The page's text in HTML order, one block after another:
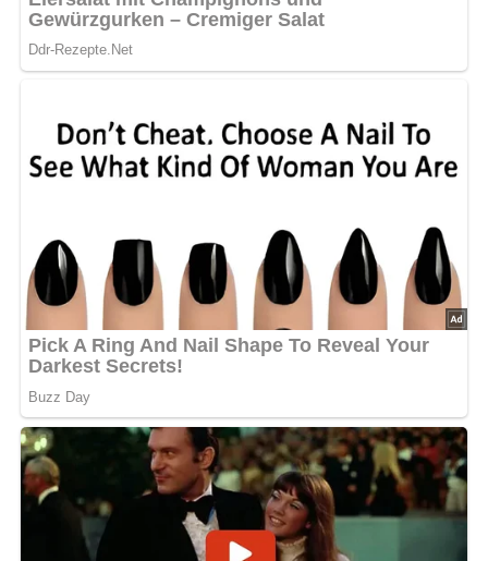
Kennst du schon unser tolles DDR-Quiz?Was weißt du
noch alles über die DDR?Teste dein Wissen jetzt!
Zubereitung der
Schlemmerschnitte von Ei
Die entrindeten Weißbrotscheiben mit einer dünnen
Schicht feingehacktem Schinken bestreichen, der zuvor
mit etwas Senf vermischt wurde.
Die Scheiben zusammenklappen und fest mit einem
kleinen Holzbrettchen zusammendrücken.